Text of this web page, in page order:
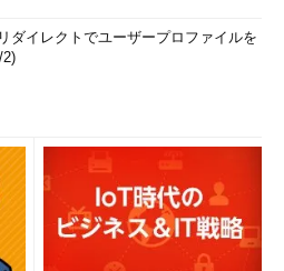
ダイレクトでユーザープロファイルを
2)